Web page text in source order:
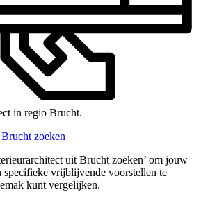
in regio Brucht.
zoeken
uit Brucht zoeken’ om jouw
specifieke vrijblijvende voorstellen te
kunt vergelijken.